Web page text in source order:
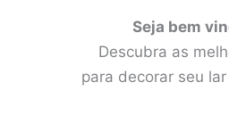
Seja bem
Descubra as
para decorar seu